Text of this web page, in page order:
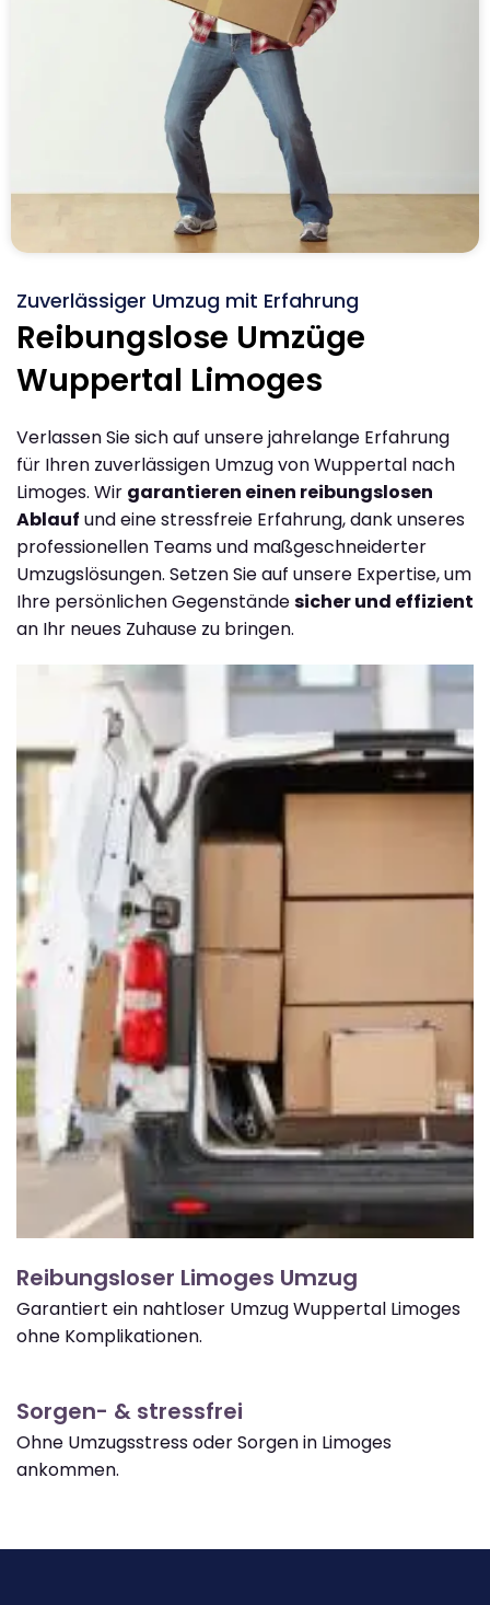
Zuverlässiger Umzug mit Erfahrung
Reibungslose Umzüge
Wuppertal Limoges
Verlassen Sie sich auf unsere jahrelange Erfahrung
für Ihren zuverlässigen Umzug von Wuppertal nach
Limoges. Wir garantieren einen reibungslosen
Ablauf und eine stressfreie Erfahrung, dank unseres
professionellen Teams und maßgeschneiderter
Umzugslösungen. Setzen Sie auf unsere Expertise, um
Ihre persönlichen Gegenständesicher und effizient
an Ihr neues Zuhause zu bringen.
Reibungsloser Limoges Umzug
Garantiert ein nahtloser Umzug Wuppertal Limoges
ohne Komplikationen.
Sorgen- & stressfrei
Ohne Umzugsstress oder Sorgen in Limoges
ankommen.